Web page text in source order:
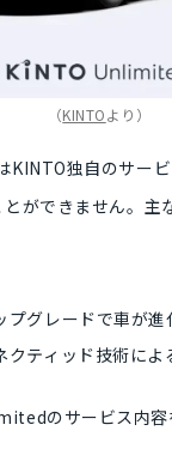
（KINTOより）
KINTO独自のサー
ができません。主
グレードで車が進
ティッド技術によ
のサービス内容